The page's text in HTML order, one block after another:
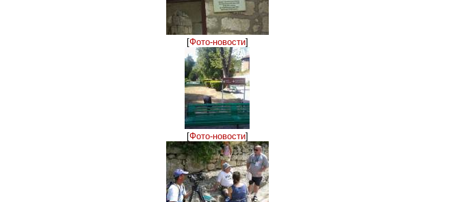
[Фото-новости]
[Фото-новости]